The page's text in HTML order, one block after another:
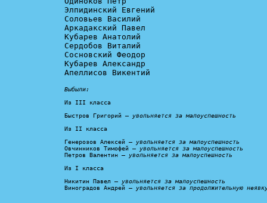
Элпидинский Евгений
Соловьев Василий
Аркадакский Павел
Кубарев Анатолий
Сердобов Виталий
Сосновский Феодор
Кубарев Александр
Апеллисов Викентий
Выбыли:
Из III класса
Быстров Григорий – увольняется за малоуспешность
Из II класса
Генерозов Алексей – увольняется за малоуспешность
Овчинников Тимофей – увольняется за малоуспешность
Петров Валентин – увольняется за малоуспешность
Из I класса
Никитин Павел – увольняется за малоуспешность
Виноградов Андрей – увольняется за продолжительную